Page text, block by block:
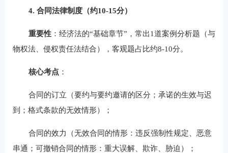
4. 合同法律制度（约10-15分）
重要性：经济法的“基础章节”，常出1道案例分析题（与
物权法、侵权责任法结合），客观题占比约8-10分。
核心考点：
合同的订立（要约与要约邀请的区分；承诺的生效与迟
到；格式条款的无效情形）；
合同的效力（无效合同的情形：违反强制性规定、恶意
串通；可撤销合同的情形：重大误解、欺诈、胁迫）；